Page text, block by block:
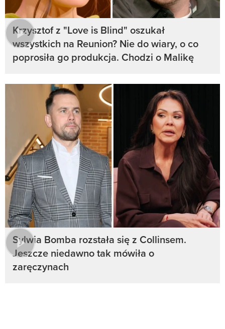
Krzysztof z "Love is Blind" oszukał
wszystkich na Reunion? Nie do wiary, o co
poprosiła go produkcja. Chodzi o Malikę
Sylwia Bomba rozstała się z Collinsem.
Jeszcze niedawno tak mówiła o
zaręczynach